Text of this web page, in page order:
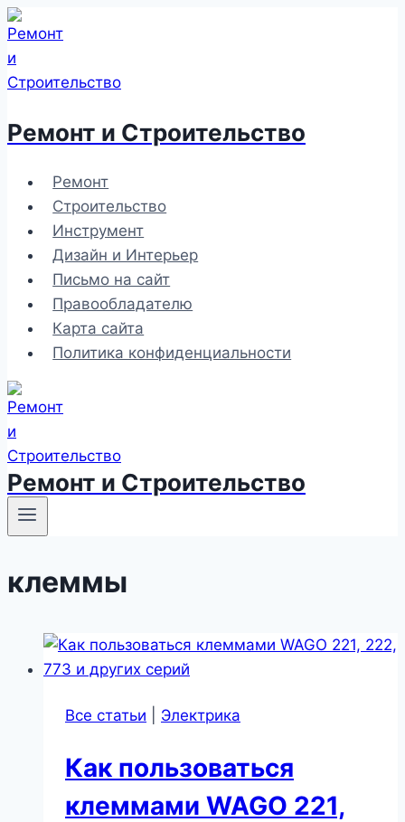
Перейти
к
содержимому
Ремонт и Строительство
Ремонт
Строительство
Инструмент
Дизайн и Интерьер
Письмо на сайт
Правообладателю
Карта сайта
Политика конфиденциальности
Ремонт и Строительство
клеммы
Все статьи Электрика
Как пользоваться
клеммами WAGO 221,